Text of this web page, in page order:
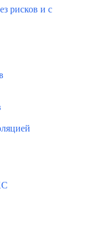
рисков и с